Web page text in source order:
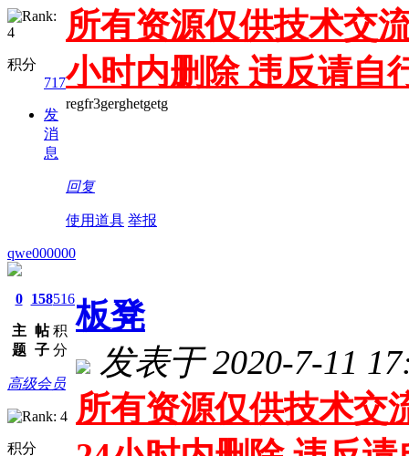
积分
717
发
消
息
所有资源仅供技术交
小时内删除 违反请自
regfr3gerghetgetg
回复
使用道具 举报
qwe000000
0
主
题
158
帖
子
516
积
分
高级会员
积分
板凳
发表于 2020-7-11
所有资源仅供技术交